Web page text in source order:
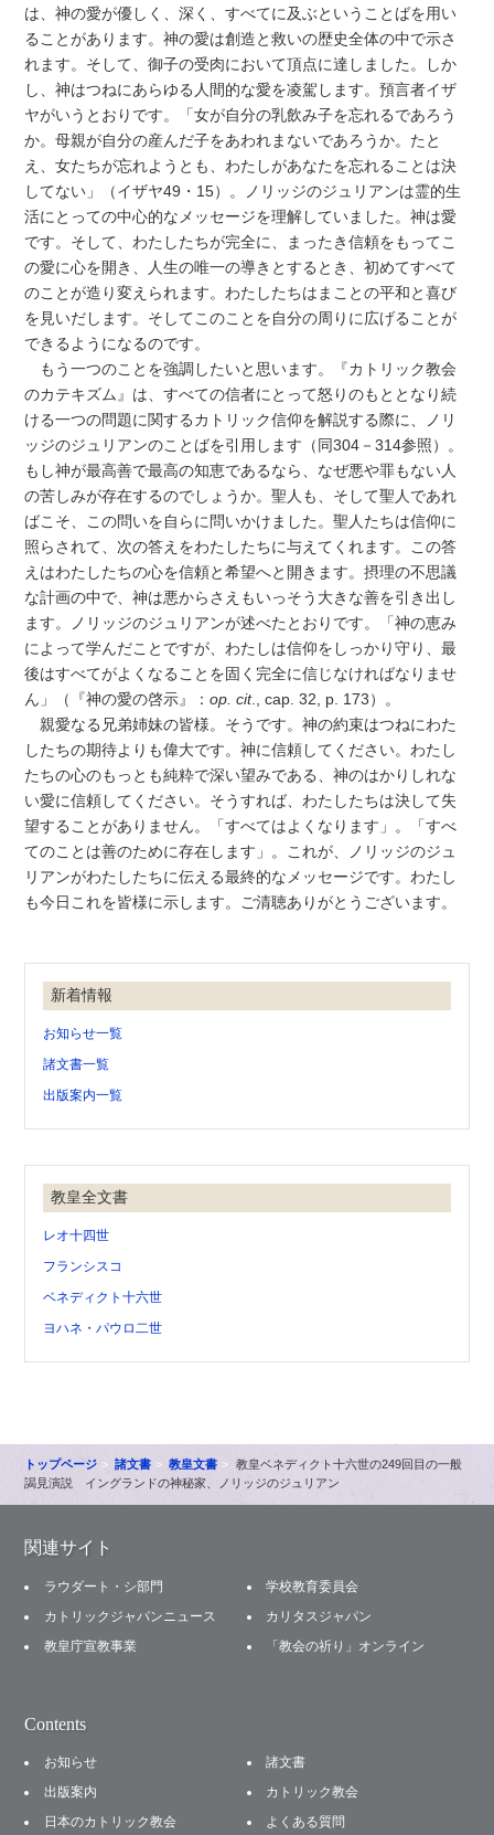
は、神の愛が優しく、深く、すべてに及ぶということばを用い
ることがあります。神の愛は創造と救いの歴史全体の中で示さ
れます。そして、御子の受肉において頂点に達しました。しか
し、神はつねにあらゆる人間的な愛を凌駕します。預言者イザ
ヤがいうとおりです。「女が自分の乳飲み子を忘れるであろう
か。母親が自分の産んだ子をあわれまないであろうか。たと
え、女たちが忘れようとも、わたしがあなたを忘れることは決
してない」（イザヤ49・15）。ノリッジのジュリアンは霊的生
活にとっての中心的なメッセージを理解していました。神は愛
です。そして、わたしたちが完全に、まったき信頼をもってこ
の愛に心を開き、人生の唯一の導きとするとき、初めてすべて
のことが造り変えられます。わたしたちはまことの平和と喜び
を見いだします。そしてこのことを自分の周りに広げることが
できるようになるのです。
もう一つのことを強調したいと思います。『カトリック教会
のカテキズム』は、すべての信者にとって怒りのもととなり続
ける一つの問題に関するカトリック信仰を解説する際に、ノリ
ッジのジュリアンのことばを引用します（同304－314参照）。
もし神が最高善で最高の知恵であるなら、なぜ悪や罪もない人
の苦しみが存在するのでしょうか。聖人も、そして聖人であれ
ばこそ、この問いを自らに問いかけました。聖人たちは信仰に
照らされて、次の答えをわたしたちに与えてくれます。この答
えはわたしたちの心を信頼と希望へと開きます。摂理の不思議
な計画の中で、神は悪からさえもいっそう大きな善を引き出し
ます。ノリッジのジュリアンが述べたとおりです。「神の恵み
によって学んだことですが、わたしは信仰をしっかり守り、最
後はすべてがよくなることを固く完全に信じなければなりませ
ん」（『神の愛の啓示』：op. cit., cap. 32, p. 173）。
親愛なる兄弟姉妹の皆様。そうです。神の約束はつねにわた
したちの期待よりも偉大です。神に信頼してください。わたし
たちの心のもっとも純粋で深い望みである、神のはかりしれな
い愛に信頼してください。そうすれば、わたしたちは決して失
望することがありません。「すべてはよくなります」。「すべ
てのことは善のために存在します」。これが、ノリッジのジュ
リアンがわたしたちに伝える最終的なメッセージです。わたし
も今日これを皆様に示します。ご清聴ありがとうございます。
新着情報
お知らせ一覧
諸文書一覧
出版案内一覧
教皇全文書
レオ十四世
フランシスコ
ベネディクト十六世
ヨハネ・パウロ二世
トップページ 諸文書 教皇文書
教皇ベネディクト十六世の249回目の一般
謁見演説 イングランドの神秘家、ノリッジのジュリアン
関連サイト
ラウダート・シ部門
学校教育委員会
カトリックジャパンニュース
カリタスジャパン
教皇庁宣教事業
「教会の祈り」オンライン
Contents
お知らせ
諸文書
出版案内
カトリック教会
日本のカトリック教会
よくある質問